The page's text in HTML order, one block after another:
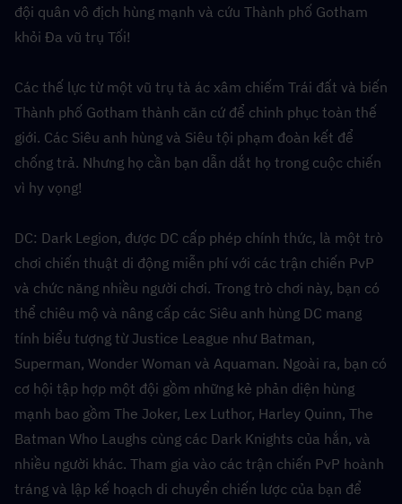
đội quân vô địch hùng mạnh và cứu Thành phố Gotham
khỏi Đa vũ trụ Tối!
Các thế lực từ một vũ trụ tà ác xâm chiếm Trái đất và biến
Thành phố Gotham thành căn cứ để chinh phục toàn thế
giới. Các Siêu anh hùng và Siêu tội phạm đoàn kết để
chống trả. Nhưng họ cần bạn dẫn dắt họ trong cuộc chiến
vì hy vọng!
DC: Dark Legion, được DC cấp phép chính thức, là một trò
chơi chiến thuật di động miễn phí với các trận chiến PvP
và chức năng nhiều người chơi. Trong trò chơi này, bạn có
thể chiêu mộ và nâng cấp các Siêu anh hùng DC mang
tính biểu tượng từ Justice League như Batman,
Superman, Wonder Woman và Aquaman. Ngoài ra, bạn có
cơ hội tập hợp một đội gồm những kẻ phản diện hùng
mạnh bao gồm The Joker, Lex Luthor, Harley Quinn, The
Batman Who Laughs cùng các Dark Knights của hắn, và
nhiều người khác. Tham gia vào các trận chiến PvP hoành
tráng và lập kế hoạch di chuyển chiến lược của bạn để